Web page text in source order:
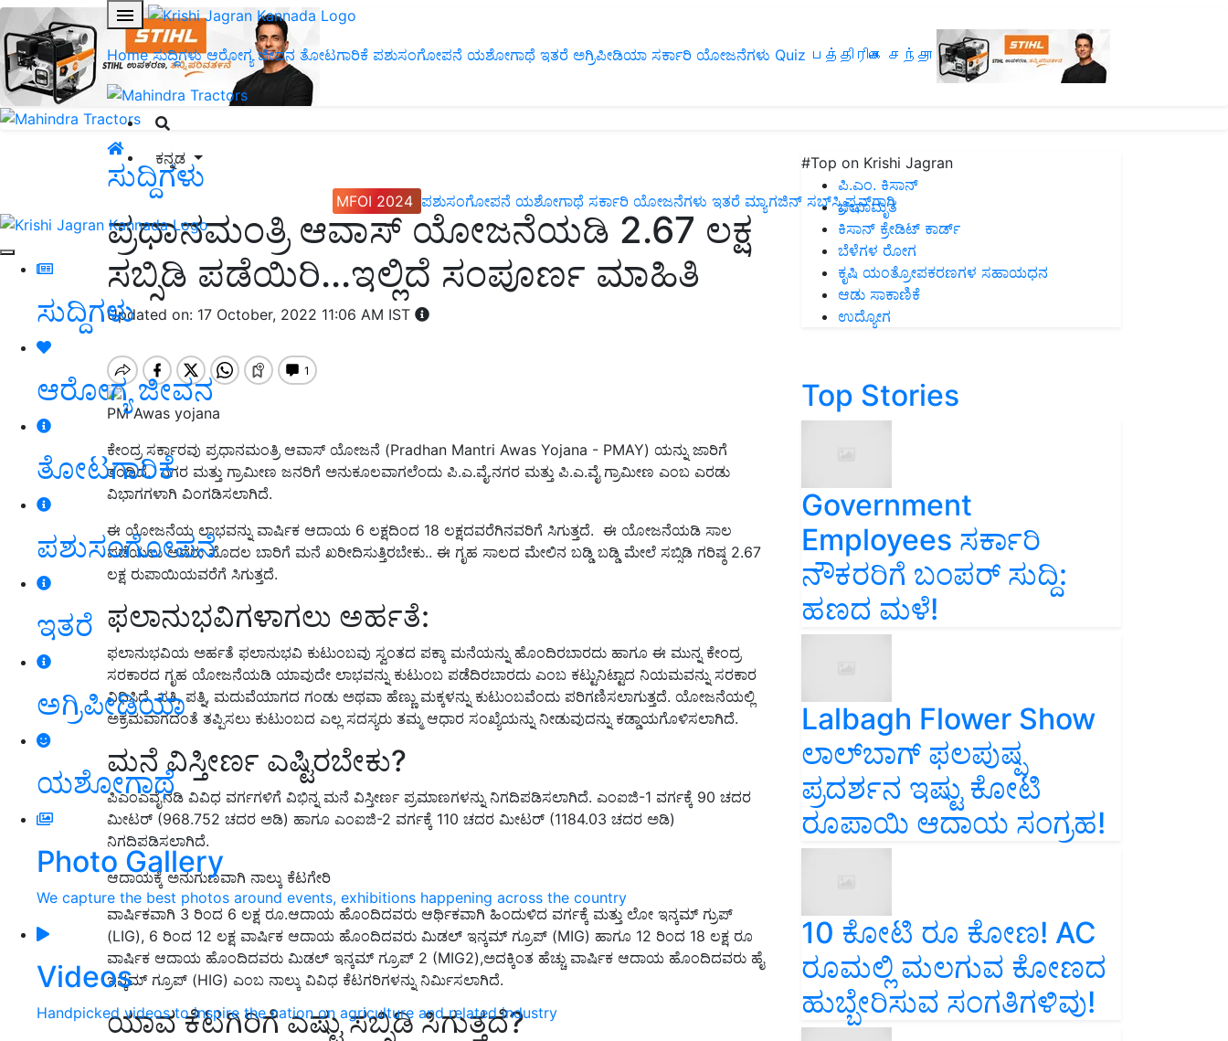
Home ಸುದ್ದಿಗಳು ಆರೋಗ್ಯ ಜೀವನ ತೋಟಗಾರಿಕೆ ಪಶುಸಂಗೋಪನೆ ಯಶೋಗಾಥೆ ಇತರೆ ಅಗ್ರಿಪೀಡಿಯಾ ಸರ್ಕಾರಿ ಯೋಜನೆಗಳು Quiz பத்திரிகை சந்தா
ಕನ್ನಡ
MFOI 2024 ಪಶುಸಂಗೋಪನೆ ಯಶೋಗಾಥೆ ಸರ್ಕಾರಿ ಯೋಜನೆಗಳು ಇತರೆ ಮ್ಯಾಗಜಿನ್‌ ಸಬ್‌ಸ್ಕ್ರಿಪ್ಷನ್‌ಗಾಗಿ
ಸುದ್ದಿಗಳು
ಆರೋಗ್ಯ ಜೀವನ
ತೋಟಗಾರಿಕೆ
ಪಶುಸಂಗೋಪನೆ
ಇತರೆ
ಅಗ್ರಿಪೀಡಿಯಾ
ಯಶೋಗಾಥೆ
Photo Gallery
We capture the best photos around events, exhibitions happening across the country
Videos
Handpicked videos to inspire the nation on agriculture and related industry
ಸುದ್ದಿಗಳು
ಪ್ರಧಾನಮಂತ್ರಿ ಆವಾಸ್ ಯೋಜನೆಯಡಿ 2.67 ಲಕ್ಷ
ಸಬ್ಸಿಡಿ ಪಡೆಯಿರಿ...ಇಲ್ಲಿದೆ ಸಂಪೂರ್ಣ ಮಾಹಿತಿ
Updated on: 17 October, 2022 11:06 AM IST
PM Awas yojana
ಕೇಂದ್ರ ಸರ್ಕಾರವು ಪ್ರಧಾನಮಂತ್ರಿ ಆವಾಸ್ ಯೋಜನೆ (Pradhan Mantri Awas Yojana - PMAY) ಯನ್ನು ಜಾರಿಗೆ
ತಂದಿದೆ. ನಗರ ಮತ್ತು ಗ್ರಾಮೀಣ ಜನರಿಗೆ ಅನುಕೂಲವಾಗಲೆಂದು ಪಿ.ಎ.ವೈ.ನಗರ ಮತ್ತು ಪಿ.ಎ.ವೈ ಗ್ರಾಮೀಣ ಎಂಬ ಎರಡು
ವಿಭಾಗಗಳಾಗಿ ವಿಂಗಡಿಸಲಾಗಿದೆ.
ಈ ಯೋಜನೆಯ ಲಾಭವನ್ನು ವಾರ್ಷಿಕ ಆದಾಯ 6 ಲಕ್ಷದಿಂದ 18 ಲಕ್ಷದವರೆಗಿನವರಿಗೆ ಸಿಗುತ್ತದೆ. ಈ ಯೋಜನೆಯಡಿ ಸಾಲ
ಪಡೆಯಲು ಅವರು ಮೊದಲ ಬಾರಿಗೆ ಮನೆ ಖರೀದಿಸುತ್ತಿರಬೇಕು.. ಈ ಗೃಹ ಸಾಲದ ಮೇಲಿನ ಬಡ್ಡಿ ಬಡ್ಡಿ ಮೇಲೆ ಸಬ್ಸಿಡಿ ಗರಿಷ್ಠ 2.67
ಲಕ್ಷ ರುಪಾಯಿಯವರೆಗೆ ಸಿಗುತ್ತದೆ.
ಫಲಾನುಭವಿಗಳಾಗಲು ಅರ್ಹತೆ:
ಫಲಾನುಭವಿಯ ಅರ್ಹತೆ ಫಲಾನುಭವಿ ಕುಟುಂಬವು ಸ್ವಂತದ ಪಕ್ಕಾ ಮನೆಯನ್ನು ಹೊಂದಿರಬಾರದು ಹಾಗೂ ಈ ಮುನ್ನ ಕೇಂದ್ರ
ಸರಕಾರದ ಗೃಹ ಯೋಜನೆಯಡಿ ಯಾವುದೇ ಲಾಭವನ್ನು ಕುಟುಂಬ ಪಡೆದಿರಬಾರದು ಎಂಬ ಕಟ್ಟುನಿಟ್ಟಾದ ನಿಯಮವನ್ನು ಸರಕಾರ
ವಿಧಿಸಿದೆ. ಪತಿ, ಪತ್ನಿ, ಮದುವೆಯಾಗದ ಗಂಡು ಅಥವಾ ಹೆಣ್ಣು ಮಕ್ಕಳನ್ನು ಕುಟುಂಬವೆಂದು ಪರಿಗಣಿಸಲಾಗುತ್ತದೆ. ಯೋಜನೆಯಲ್ಲಿ
ಅಕ್ರಮವಾಗದಂತೆ ತಪ್ಪಿಸಲು ಕುಟುಂಬದ ಎಲ್ಲ ಸದಸ್ಯರು ತಮ್ಮ ಆಧಾರ ಸಂಖ್ಯೆಯನ್ನು ನೀಡುವುದನ್ನು ಕಡ್ಡಾಯಗೊಳಿಸಲಾಗಿದೆ.
ಮನೆ ವಿಸ್ತೀರ್ಣ ಎಷ್ಟಿರಬೇಕು?
ಪಿಎಂಎವೈನಡಿ ವಿವಿಧ ವರ್ಗಗಳಿಗೆ ವಿಭಿನ್ನ ಮನೆ ವಿಸ್ತೀರ್ಣ ಪ್ರಮಾಣಗಳನ್ನು ನಿಗದಿಪಡಿಸಲಾಗಿದೆ. ಎಂಐಜಿ-1 ವರ್ಗಕ್ಕೆ 90 ಚದರ
ಮೀಟರ್ (968.752 ಚದರ ಅಡಿ) ಹಾಗೂ ಎಂಐಜಿ-2 ವರ್ಗಕ್ಕೆ 110 ಚದರ ಮೀಟರ್ (1184.03 ಚದರ ಅಡಿ)
ನಿಗದಿಪಡಿಸಲಾಗಿದೆ.
ಆದಾಯಕ್ಕೆ ಅನುಗುಣವಾಗಿ ನಾಲ್ಕು ಕೆಟಗೇರಿ
ವಾರ್ಷಿಕವಾಗಿ 3 ರಿಂದ 6 ಲಕ್ಷ ರೂ.ಆದಾಯ ಹೊಂದಿದವರು ಆರ್ಥಿಕವಾಗಿ ಹಿಂದುಳಿದ ವರ್ಗಕ್ಕೆ ಮತ್ತು ಲೋ ಇನ್ಕಮ್ ಗ್ರುಪ್
(LIG), 6 ರಿಂದ 12 ಲಕ್ಷ ವಾರ್ಷಿಕ ಆದಾಯ ಹೊಂದಿದವರು ಮಿಡಲ್ ಇನ್ಕಮ್ ಗ್ರೂಪ್ (MIG) ಹಾಗೂ 12 ರಿಂದ 18 ಲಕ್ಷ ರೂ
ವಾರ್ಷಿಕ ಆದಾಯ ಹೊಂದಿದವರು ಮಿಡಲ್ ಇನ್ಕಮ್ ಗ್ರೂಪ್ 2 (MIG2),ಅದಕ್ಕಿಂತ ಹೆಚ್ಚು ವಾರ್ಷಿಕ ಆದಾಯ ಹೊಂದಿದವರು ಹೈ
ಇನ್ಕಮ್ ಗ್ರೂಪ್ (HIG) ಎಂಬ ನಾಲ್ಕು ವಿವಿಧ ಕೆಟಗರಿಗಳನ್ನು ನಿರ್ಮಿಸಲಾಗಿದೆ.
ಯಾವ ಕೆಟಗಿರಿಗೆ ಎಷ್ಟು ಸಬ್ಸಿಡಿ ಸಿಗುತ್ತದೆ?
#Top on Krishi Jagran
ಪಿ.ಎಂ. ಕಿಸಾನ್
ಜೀವಾಮೃತ
ಕಿಸಾನ್ ಕ್ರೇಡಿಟ್ ಕಾರ್ಡ್
ಬೆಳೆಗಳ ರೋಗ
ಕೃಷಿ ಯಂತ್ರೋಪಕರಣಗಳ ಸಹಾಯಧನ
ಆಡು ಸಾಕಾಣಿಕೆ
ಉದ್ಯೋಗ
Top Stories
Government
Employees ಸರ್ಕಾರಿ
ನೌಕರರಿಗೆ ಬಂಪರ್‌ ಸುದ್ದಿ:
ಹಣದ ಮಳೆ!
Lalbagh Flower Show
ಲಾಲ್‌ಬಾಗ್ ಫಲಪುಷ್ಪ
ಪ್ರದರ್ಶನ ಇಷ್ಟು ಕೋಟಿ
ರೂಪಾಯಿ ಆದಾಯ ಸಂಗ್ರಹ!
10 ಕೋಟಿ ರೂ ಕೋಣ! AC
ರೂಮಲ್ಲಿ ಮಲಗುವ ಕೋಣದ
ಹುಬ್ಬೇರಿಸುವ ಸಂಗತಿಗಳಿವು!